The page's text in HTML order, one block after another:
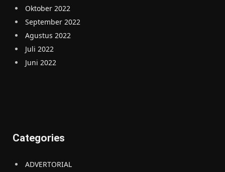
Oktober 2022
September 2022
Agustus 2022
Juli 2022
Juni 2022
Categories
ADVERTORIAL